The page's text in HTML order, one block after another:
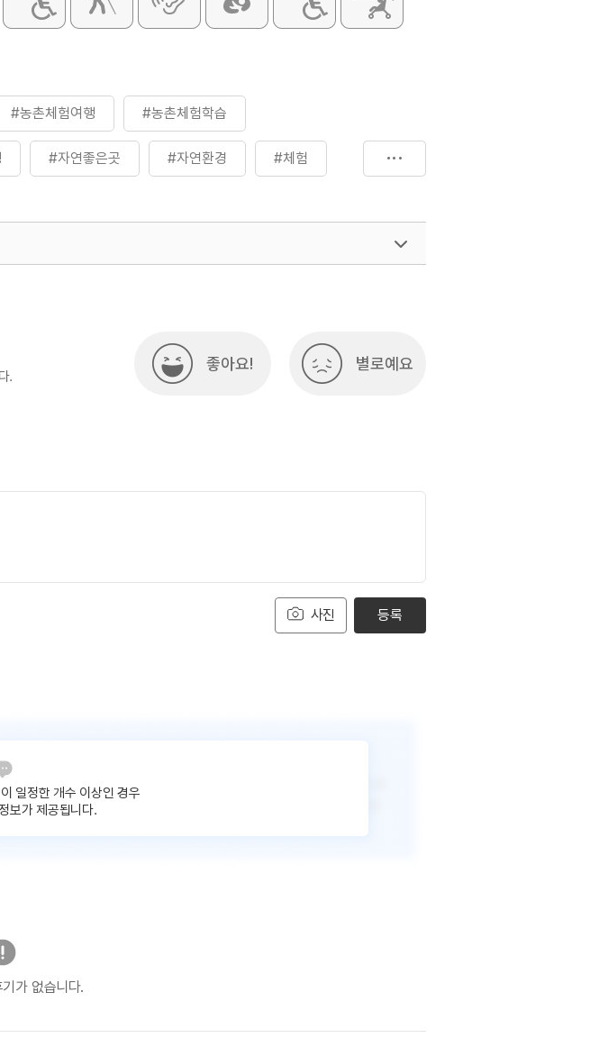
전화 문의
#농촌체험여행 #농촌체험학습
#자연좋은곳 #자연환경 #체험
.
좋아요! 별로예요
사진 등록
일정한 개수 이상인 경우
보가 제공됩니다.
가 없습니다.